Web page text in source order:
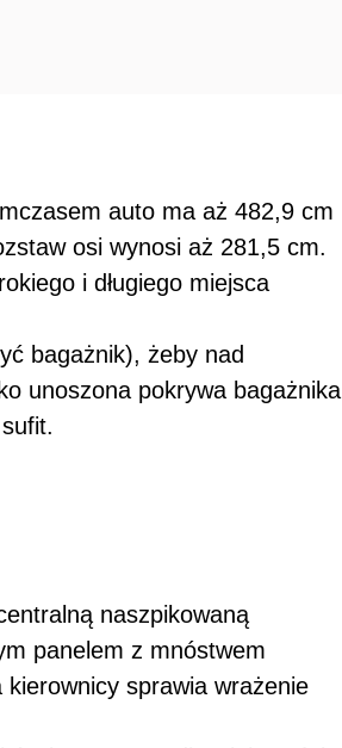
auto ma aż 482,9 cm
osi wynosi aż 281,5 cm.
i długiego miejsca
bagażnik), żeby nad
unoszona pokrywa bagażnika
naszpikowaną
panelem z mnóstwem
kierownicy sprawia wrażenie